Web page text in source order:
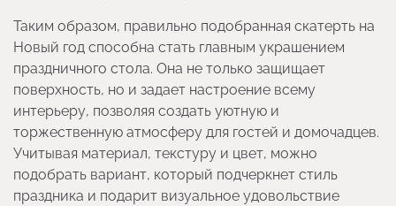
Таким образом, правильно подобранная скатерть на
Новый год способна стать главным украшением
праздничного стола. Она не только защищает
поверхность, но и задает настроение всему
интерьеру, позволяя создать уютную и
торжественную атмосферу для гостей и домочадцев.
Учитывая материал, текстуру и цвет, можно
подобрать вариант, который подчеркнет стиль
праздника и подарит визуальное удовольствие